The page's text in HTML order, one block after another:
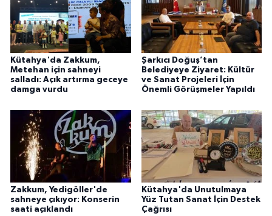
Kütahya'da Zakkum,
Metehan için sahneyi
salladı: Açık artırma geceye
damga vurdu
Şarkıcı Doğuş’tan
Belediyeye Ziyaret: Kültür
ve Sanat Projeleri İçin
Önemli Görüşmeler Yapıldı
Zakkum, Yedigöller'de
sahneye çıkıyor: Konserin
saati açıklandı
Kütahya'da Unutulmaya
Yüz Tutan Sanat İçin Destek
Çağrısı